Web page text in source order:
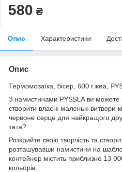
580 ₴
Опис Характеристики
Опис
Термомозаїка, бісер, 600 г.ікеа,
З намистинами PYSSLA ви можете
створити власні маленькі витвори
червоне серце для найкращого
тата?
Розкрийте свою творчість та
розташувавши намистини на
контейнер містить приблизно 13
кольорів.